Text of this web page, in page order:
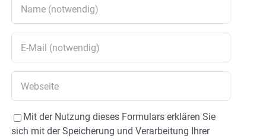
Mit der Nutzung dieses Formulars erklären Sie
sich mit der Speicherung und Verarbeitung Ihrer